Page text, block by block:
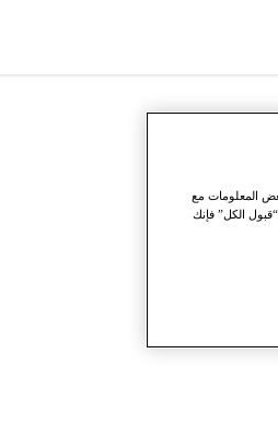
المعلومات مع
الكل” فإنك